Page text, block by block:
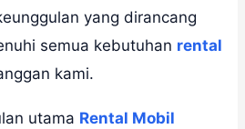
yang dirancang
semua kebutuhan rental
kami.
utama Rental Mobil